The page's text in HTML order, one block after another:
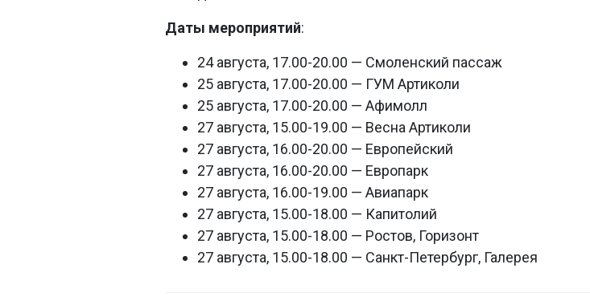
Даты мероприятий:
24 августа, 17.00-20.00 — Смоленский пассаж
25 августа, 17.00-20.00 — ГУМ Артиколи
25 августа, 17.00-20.00 — Афимолл
27 августа, 15.00-19.00 — Весна Артиколи
27 августа, 16.00-20.00 — Европейский
27 августа, 16.00-20.00 — Европарк
27 августа, 16.00-19.00 — Авиапарк
27 августа, 15.00-18.00 — Капитолий
27 августа, 15.00-18.00 — Ростов, Горизонт
27 августа, 15.00-18.00 — Санкт-Петербург, Галерея